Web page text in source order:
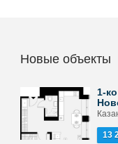
Новые объекты
1-
13